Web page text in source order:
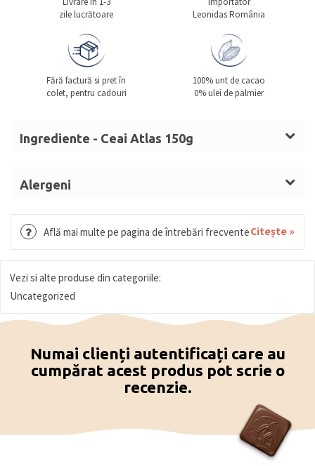
zile lucrătoare
Leonidas România
Fără factură si pret în
colet, pentru cadouri
100% unt de cacao
0% ulei de palmier
Ingrediente - Ceai Atlas 150g
Ceai verde, arome (fructele pasiunii, piersici, căpșune
THÉ DES MILLE COLLINES, ceai negru cu
condimente – 30g
roz, cardamom, cuișoare)
COQUELICOT GOURMAND, ceai negru aromat – 30g
Ceai negru, petale de flori, arome (mac (zmeură,
SENCHA FUKUYU, ceai verde din Japonia – 30g
DARJEELING, ceai negru din India – 30g
Alergeni
arahideAflă mai multe pe pagina de întrebări frecventeCitește »
Vezi si alte produse din categoriile:
Uncategorized
Numai clienți autentificați care au
cumpărat acest produs pot scrie o
recenzie.